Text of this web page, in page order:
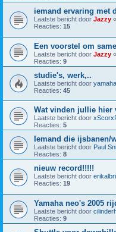
iemand ervaring met
Laatste bericht door Jazzy «
Reacties: 15
Een voorstel om
Laatste bericht door Jazzy «
Reacties: 9
studie's, werk,..
Laatste bericht door
Reacties: 45
Wat vinden jullie hier
Laatste bericht door
Reacties: 5
Iemand die ijsbanen/
Laatste bericht door Paul
Reacties: 8
nieuw record!!!!!
Laatste bericht door
Reacties: 19
Yamaha neo's 2005
Laatste bericht door
Reacties: 9